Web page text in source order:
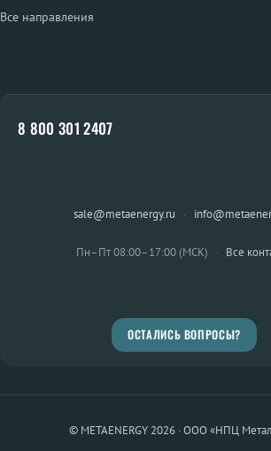
Все направления
8 800 301 2407
sale@metaenergy.ru ·
Пн–Пт 08:00–17:00 (МСК) · Все
ОСТАЛИСЬ ВОПРОСЫ?
© METAENERGY 2026 · ООО «НПЦ